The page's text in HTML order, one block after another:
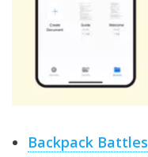
Backpack Battles